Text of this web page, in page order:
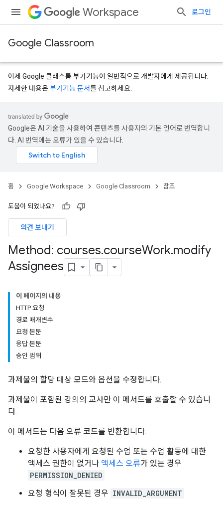
Workspace 로그인
Google Classroom
이제 Google 클래스룸 부가기능이 일반적으로 개발자에게 제공됩니다.
자세한 내용은부가기능 문서를 참고하세요.
Google은 AI 기술을 사용하여 콘텐츠를 사용자의 기본 언어로 번역합니
다. AI 번역에는 오류가 있을 수 있습니다.
홈 Google Workspace Google Classroom 참조
도움이 되었나요?
의견 보내기
Method: courses.courseWork.modify
Assignees
이 페이지의 내용
HTTP 요청
경로 매개변수
요청 본문
응답 본문
승인 범위
과제물의 할당 대상 모드와 옵션을 수정합니다.
과제물이 포함된 강의의 교사만 이 메서드를 호출할 수 있습니
다.
이 메서드는 다음 오류 코드를 반환합니다.
요청한 사용자에게 요청된 수업 또는 수업 활동에 대한
액세스 권한이 없거나 액세스 오류가 있는 경우
PERMISSION_DENIED
요청 형식이 잘못된 경우 INVALID_ARGUMENT